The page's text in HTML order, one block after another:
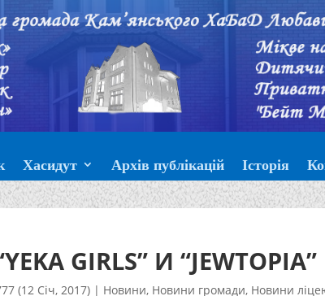
Хасидут Архів публікацій Історія
GIRLS” И “JEWTOPIA”
(12 Січ, 2017)| Новини, Новини громади, Новини